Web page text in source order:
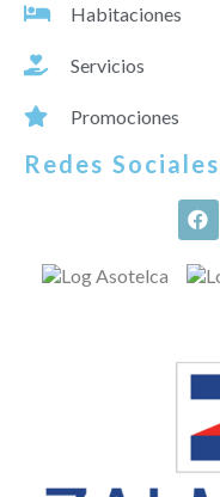
Habitaciones
Servicios
Promociones
Redes Sociales